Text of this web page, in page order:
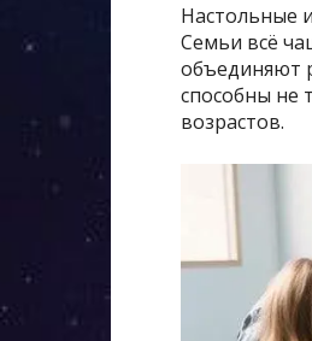
Настольные
Семьи всё
объединяют
способны не
возрастов.